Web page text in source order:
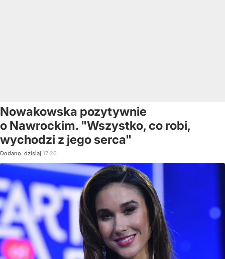
Nowakowska pozytywnie
o Nawrockim. "Wszystko, co robi,
wychodzi z jego serca"
Dodano: dzisiaj 17:26